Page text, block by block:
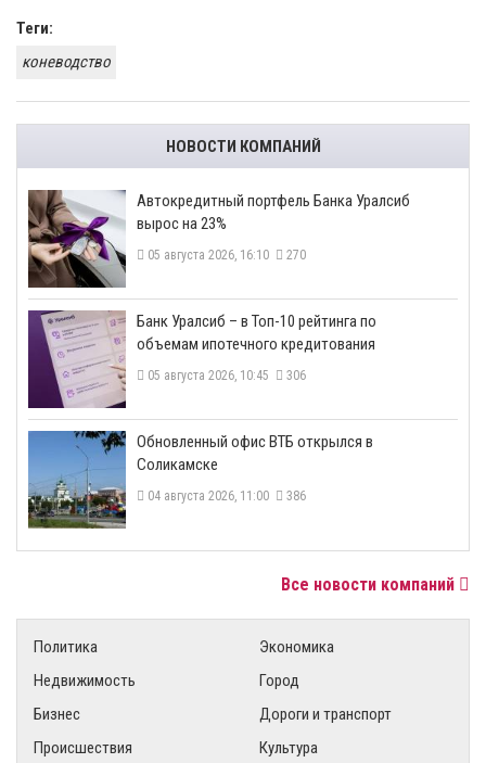
Теги:
коневодство
НОВОСТИ КОМПАНИЙ
​Автокредитный портфель Банка Уралсиб
вырос на 23%
05 августа 2026, 16:10 270
​Банк Уралсиб – в Топ-10 рейтинга по
объемам ипотечного кредитования
05 августа 2026, 10:45 306
​Обновленный офис ВТБ открылся в
Соликамске
04 августа 2026, 11:00 386
Все новости компаний
Политика
Экономика
Недвижимость
Город
Бизнес
Дороги и транспорт
Происшествия
Культура